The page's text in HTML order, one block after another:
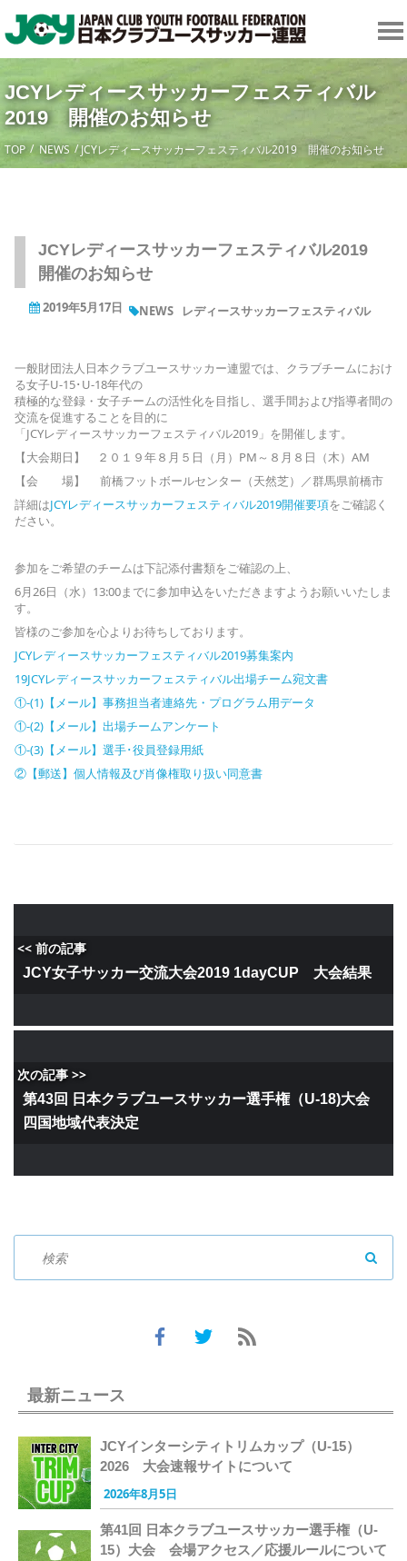
JCYレディースサッカーフェスティバル
2019 開催のお知らせ
TOP NEWS JCYレディースサッカーフェスティバル2019 開催のお知らせ
JCYレディースサッカーフェスティバル2019
開催のお知らせ
2019年5月17日 NEWS レディースサッカーフェスティバル
一般財団法人日本クラブユースサッカー連盟では、クラブチームにおけ
る女子U-15･U-18年代の
積極的な登録・女子チームの活性化を目指し、選手間および指導者間の
交流を促進することを目的に
「JCYレディースサッカーフェスティバル2019」を開催します。
【大会期日】 ２０１９年８月５日（月）PM～８月８日（木）AM
【会 場】 前橋フットボールセンター（天然芝）／群馬県前橋市
詳細はJCYレディースサッカーフェスティバル2019開催要項をご確認く
ださい。
参加をご希望のチームは下記添付書類をご確認の上、
6月26日（水）13:00までに参加申込をいただきますようお願いいたしま
す。
皆様のご参加を心よりお待ちしております。
JCYレディースサッカーフェスティバル2019募集案内
19JCYレディースサッカーフェスティバル出場チーム宛文書
①-(1)【メール】事務担当者連絡先・プログラム用データ
①-(2)【メール】出場チームアンケート
①-(3)【メール】選手･役員登録用紙
②【郵送】個人情報及び肖像権取り扱い同意書
<< 前の記事
JCY女子サッカー交流大会2019 1dayCUP 大会結果
次の記事 >>
第43回 日本クラブユースサッカー選手権（U-18)大会
四国地域代表決定
最新ニュース
JCYインターシティトリムカップ（U-15）
2026 大会速報サイトについて
2026年8月5日
第41回 日本クラブユースサッカー選手権（U-
15）大会 会場アクセス／応援ルールについて